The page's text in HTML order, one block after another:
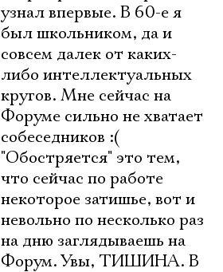
узнал впервые. В 60-е я
был школьником, да и
совсем далек от каких-
либо интеллектуальных
кругов. Мне сейчас на
Форуме сильно не хватает
собеседников :(
"Обостряется" это тем,
что сейчас по работе
некоторое затишье, вот и
невольно по несколько раз
на дню заглядываешь на
Форум. Увы, ТИШИНА. В